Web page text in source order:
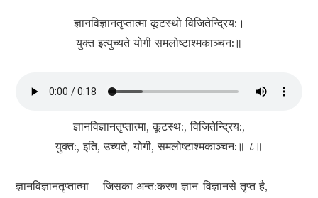
ज्ञानविज्ञानतृप्तात्मा कूटस्थो विजितेन्द्रिय:।
युक्त इत्युच्यते योगी समलोष्टाश्मकाञ्चन:॥
ज्ञानविज्ञानतृप्तात्मा, कूटस्थ:, विजितेन्द्रिय:,
युक्त:, इति, उच्यते, योगी, समलोष्टाश्मकाञ्चन:॥ ८॥
ज्ञानविज्ञानतृप्तात्मा = जिसका अन्त:करण ज्ञान-विज्ञानसे तृप्त है,